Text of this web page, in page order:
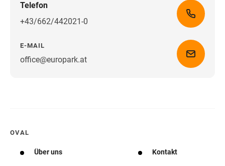
Telefon
+43/662/442021-0
E-MAIL
office@europark.atWegbeschreibung erhalten
OVAL
Über uns Kontakt